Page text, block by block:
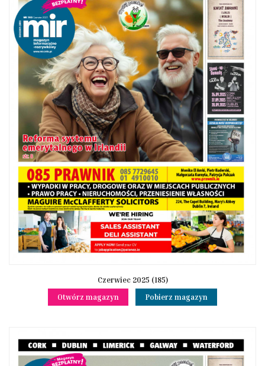
Czerwiec 2025 (185)
Otwórz magazyn
Pobierz magazyn